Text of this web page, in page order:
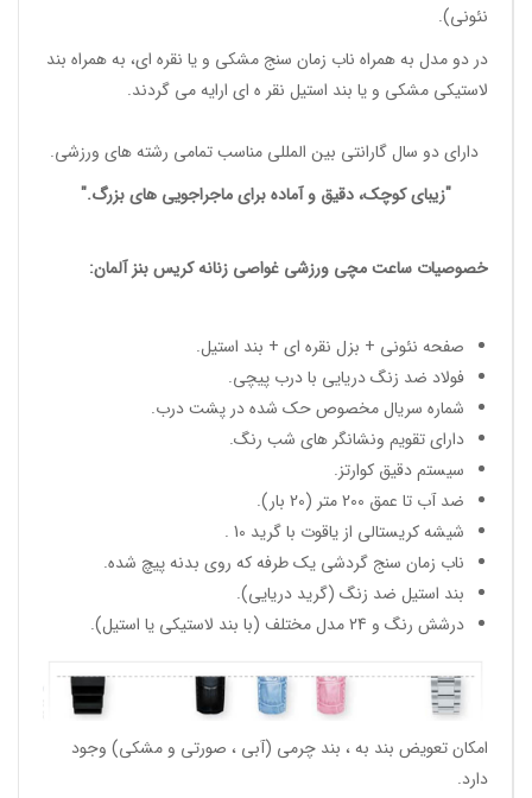
نئونی).
در دو مدل به همراه ناب زمان سنج مشکی و یا نقره ای، به همراه بند
لاستیکی مشکی و یا بند استیل نقر ه ای ارایه می گردند.
دارای دو سال گارانتی بین المللی مناسب تمامی رشته های ورزشی.
"زیبای کوچک، دقیق و آماده برای ماجراجویی های بزرگ."
خصوصیات ساعت مچی ورزشی غواصی زنانهکریس بنز آلمان:
صفحه نئونی + بزل نقره ای + بند استیل.
فولاد ضد زنگ دریایی با درب پیچی.
شماره سریال مخصوص حک شده در پشت درب.
دارای تقویم ونشانگر های شب رنگ.
سیستم دقیق کوارتز.
ضد آب تا عمق 200 متر (20 بار).
شیشه کریستالی از یاقوت با گرید 10 .
ناب زمان سنج گردشی یک طرفه که روی بدنه پیچ شده.
بند استیل ضد زنگ (گرید دریایی).
درشش رنگ و 24 مدل مختلف (با بند لاستیکی یا استیل).
امکان تعویض بند به ، بند چرمی (آبی ، صورتی و مشکی) وجود
دارد.